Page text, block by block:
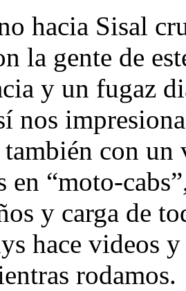
hacia Sisal
la gente de
y un fugaz
nos
con
en “moto-
y carga de
hace videos
rodamos.